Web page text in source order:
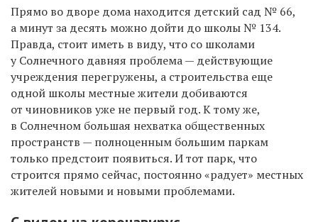
Прямо во дворе дома находится детский сад № 66,
а минут за десять можно дойти до школы № 134.
Правда, стоит иметь в виду, что со школами
у Солнечного давняя проблема — действующие
учреждения перегружены, а строительства еще
одной школы местные жители добиваются
от чиновников уже не первый год. К тому же,
в Солнечном большая нехватка общественных
пространств — полноценным большим паркам
только предстоит появиться. И тот парк, что
строится прямо сейчас, постоянно «радует» местных
жителей новыми и новыми проблемами.